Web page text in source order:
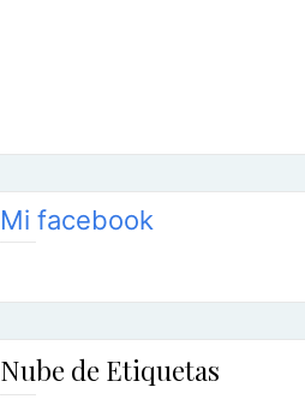
Mi facebook
Nube de Etiquetas